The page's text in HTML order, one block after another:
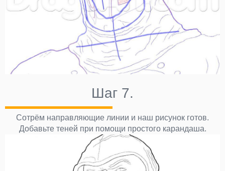
Шаг 7.
Сотрём направляющие линии и наш рисунок готов.
Добавьте теней при помощи простого карандаша.